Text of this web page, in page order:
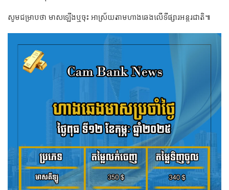
សូមជម្រាបថា មាសឡើងឬចុះ អាស្រ័យតាមហាងឆេងលើទីផ្សារអន្តរជាតិ៕